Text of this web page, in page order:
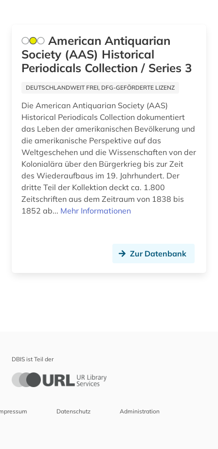
American Antiquarian
Society (AAS) Historical
Periodicals Collection / Series 3
DEUTSCHLANDWEIT FREI, DFG-GEFÖRDERTE LIZENZ
Die American Antiquarian Society (AAS)
Historical Periodicals Collection dokumentiert
das Leben der amerikanischen Bevölkerung und
die amerikanische Perspektive auf das
Weltgeschehen und die Wissenschaften von der
Kolonialära über den Bürgerkrieg bis zur Zeit
des Wiederaufbaus im 19. Jahrhundert. Der
dritte Teil der Kollektion deckt ca. 1.800
Zeitschriften aus dem Zeitraum von 1838 bis
1852 ab... Mehr Informationen
Zur Datenbank
DBIS ist Teil der
Datenschutz Administration